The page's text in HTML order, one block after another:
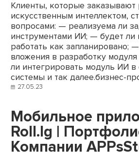
Клиенты, которые заказывают
искусственным интеллектом,
вопросами: — реализуема ли
инструментами ИИ; — будет ли
работать как запланировано;
вложения в разработку
ли интегрировать модуль ИИ
системы и так далее.бизнес-
27.05.23
Мобильное
Roll.lg |
Компании